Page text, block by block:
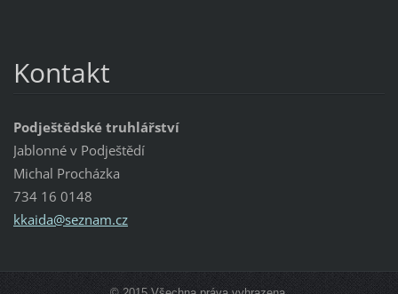
Kontakt
Podještědské truhlářství
Jablonné v Podještědí
Michal Procházka
734 16 0148
kkaida@seznam.cz